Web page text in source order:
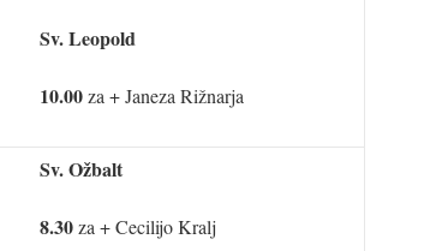
Sv. Leopold
10.00za + Janeza Rižnarja
Sv. Ožbalt
8.30za + Cecilijo Kralj